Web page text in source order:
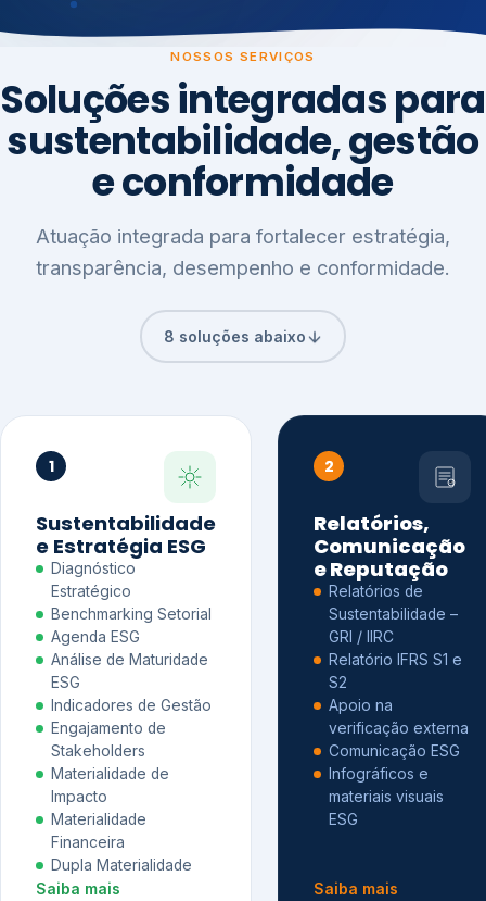
NOSSOS SERVIÇOS
Soluções integradas para
sustentabilidade, gestão
e conformidade
Atuação integrada para fortalecer estratégia,
transparência, desempenho e conformidade.
8 soluções abaixo
1
Sustentabilidade
e Estratégia ESG
Diagnóstico
Estratégico
Benchmarking Setorial
Agenda ESG
Análise de Maturidade
ESG
Indicadores de Gestão
Engajamento de
Stakeholders
Materialidade de
Impacto
Materialidade
Financeira
Dupla Materialidade
Saiba mais
2
Relatórios,
Comunicação
e Reputação
Relatórios de
Sustentabilidade –
GRI / IIRC
Relatório IFRS S1 e
S2
Apoio na
verificação externa
Comunicação ESG
Infográficos e
materiais visuais
ESG
Saiba mais